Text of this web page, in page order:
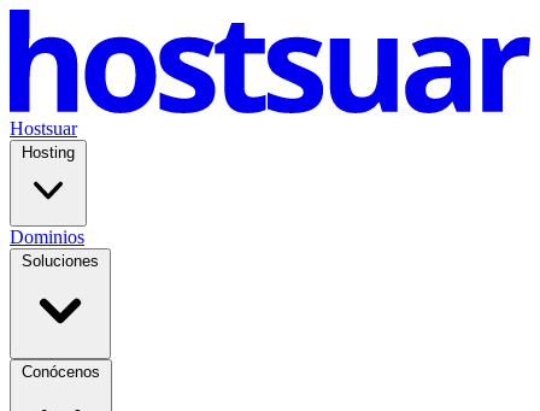
Hostsuar
Hosting
Dominios
Soluciones
Conócenos